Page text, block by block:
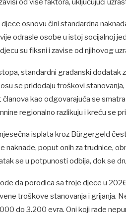
od više faktora, uključujući
osnovu čini standardna
odrasle osobe u istoj socijalnoj
su fiksni i zavise od njihovog
standardni građanski
se pridodaju troškovi
kao odgovarajuća se
regionalno razlikuju i kreću se
isplata kroz Bürgergeld
naknade, poput onih za trudnice,
se u potpunosti odbija, dok se
da porodica sa troje djece u
troškove stanovanja i grijanja.
do 3.200 evra. Oni koji rade